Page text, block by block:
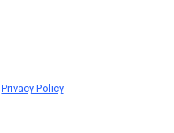
Privacy Policy